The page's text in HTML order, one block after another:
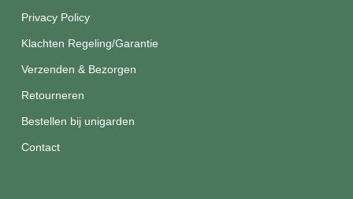
Privacy Policy
Klachten Regeling/Garantie
Verzenden & Bezorgen
Retourneren
Bestellen bij unigarden
Contact